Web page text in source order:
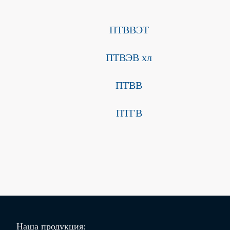
ПТBВЭT
ПТВЭB xл
ПTBВ
ПTГB
Наша продукция: